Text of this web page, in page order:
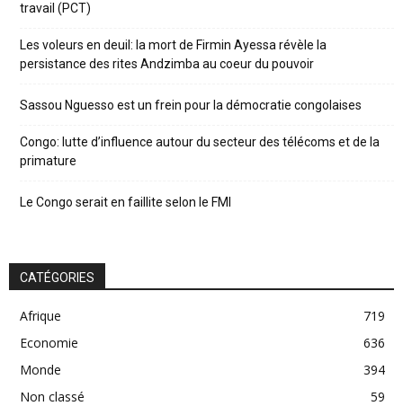
travail (PCT)
Les voleurs en deuil: la mort de Firmin Ayessa révèle la
persistance des rites Andzimba au coeur du pouvoir
Sassou Nguesso est un frein pour la démocratie congolaises
Congo: lutte d’influence autour du secteur des télécoms et de la
primature
Le Congo serait en faillite selon le FMI
CATÉGORIES
Afrique
719
Economie
636
Monde
394
Non classé
59